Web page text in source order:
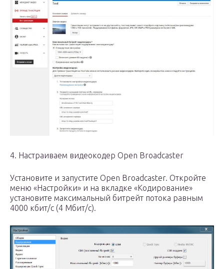
4. Настраиваем видеокодер Open Broadcaster
Установите и запустите Open Broadcaster. Откройте
меню «Настройки» и на вкладке «Кодирование»
установите максимальный битрейт потока равным
4000 кбит/c (4 Мбит/c).